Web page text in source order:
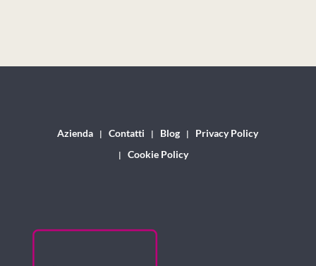
Azienda Contatti Blog
Privacy Policy
Cookie Policy